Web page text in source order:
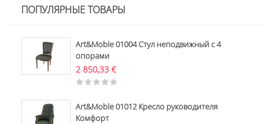
ПОПУЛЯРНЫЕ ТОВАРЫ
Art&Moble 01004 Стул неподвижный с 4
опорами
2 850,33 €
Art&Moble 01012 Кресло руководителя
Комфорт